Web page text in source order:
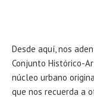
Desde aquí, nos
Conjunto Histórico-
núcleo urbano
que nos recuerda a